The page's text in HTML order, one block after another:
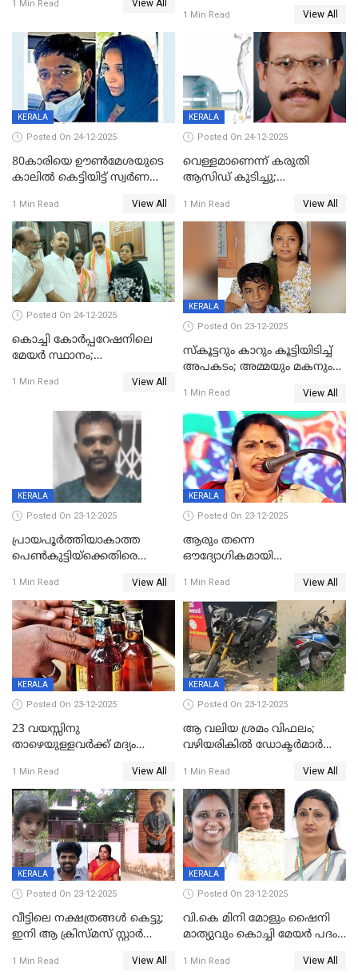
1 Min Read View All
ഗർഭിണിയായ യുവതിക്ക് ക്രൂര
1 Min Read View All
KERALA
Posted On 24-12-2025
80കാരിയെ ഊൺമേശയുടെ
കാലിൽ കെട്ടിയിട്ട് സ്വർണവും
കൊച്ചുമകനും സുഹൃത്തും
അറസ്റ്റിൽ
1 Min Read View All
KERALA
Posted On 24-12-2025
വെള്ളമാണെന്ന് കരുതി
ആസിഡ് കുടിച്ചു;
മരിച്ചു
1 Min Read View All
Posted On 24-12-2025
കൊച്ചി കോര്‍പ്പറേഷനിലെ
മേയര്‍ സ്ഥാനം;
രൂക്ഷം
1 Min Read View All
KERALA
Posted On 23-12-2025
സ്കൂട്ടറും കാറും കൂട്ടിയിടിച്ച്
അപകടം; അമ്മയും മകനും
ഗുരുതരാവസ്ഥയിൽ
1 Min Read View All
KERALA
Posted On 23-12-2025
പ്രായപൂർത്തിയാകാത്ത
പെൺകുട്ടിയ്ക്കെതിരെ
59 വർഷം തടവും 90,൦൦൦ രൂപ
പിഴയും ശിക്ഷ
1 Min Read View All
KERALA
Posted On 23-12-2025
ആരും തന്നെ
ഔദ്യോഗികമായി
കണ്ടെത്താൻ ഇന്ന് കോർ
കമ്മിറ്റി കൂടിയില്ല';
അതൃപ്തിയുമായി ദീപ്തി മേരി
വർഗീസ്
1 Min Read View All
KERALA
Posted On 23-12-2025
23 വയസ്സിനു
താഴെയുള്ളവർക്ക് മദ്യം
നടപടി;സ്ഥാപനങ്ങൾക്കെതിരെ
രണ്ട് കേസുകൾ
1 Min Read View All
KERALA
Posted On 23-12-2025
ആ വലിയ ശ്രമം വിഫലം;
വഴിയരികില്‍ ‌ഡോക്ടര്‍മാര്‍
മരണത്തിന് കീഴടങ്ങി
1 Min Read View All
KERALA
Posted On 23-12-2025
വീട്ടിലെ നക്ഷത്രങ്ങൾ കെട്ടു;
ഇനി ആ ക്രിസ്മസ് സ്റ്റാർ
വേണ്ടിയുള്ള
1 Min Read View All
KERALA
Posted On 23-12-2025
വി.കെ മിനി മോളും ഷൈനി
മാത്യുവും കൊച്ചി മേയർ പദം
മേയറാകില്ല
1 Min Read View All